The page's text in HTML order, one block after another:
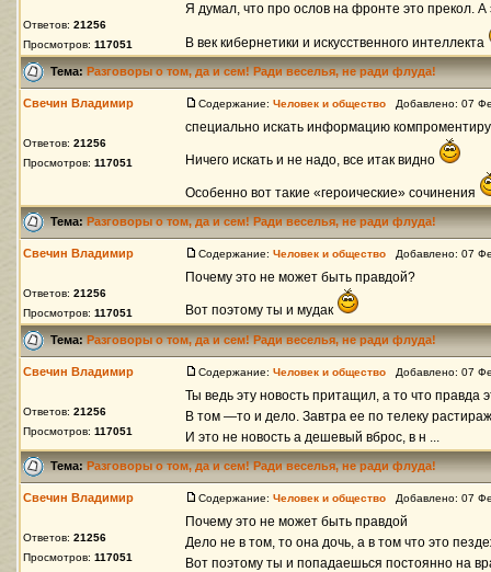
Ответов: 21256
Просмотров: 117051
Я думал, что про ослов на фронте это прекол.
В век кибернетики и искусственного интеллекта
Тема:Разговоры о том, да и сем! Ради веселья, не ради флуда!
Свечин Владимир
Ответов: 21256
Просмотров: 117051
Содержание: Человек и общество Добавлено: 07
специально искать информацию
Ничего искать и не надо, все итак видно
Особенно вот такие «героические» сочинения
Тема:Разговоры о том, да и сем! Ради веселья, не ради флуда!
Свечин Владимир
Ответов: 21256
Просмотров: 117051
Содержание: Человек и общество Добавлено: 07
Почему это не может быть правдой?
Вот поэтому ты и мудак
Тема:Разговоры о том, да и сем! Ради веселья, не ради флуда!
Свечин Владимир
Ответов: 21256
Просмотров: 117051
Содержание: Человек и общество Добавлено: 07
Ты ведь эту новость притащил, а то что правда
В том —то и дело. Завтра ее по телеку
И это не новость а дешевый вброс, в н ...
Тема:Разговоры о том, да и сем! Ради веселья, не ради флуда!
Свечин Владимир
Ответов: 21256
Просмотров: 117051
Содержание: Человек и общество Добавлено: 07
Почему это не может быть правдой
Дело не в том, то она дочь, а в том что это
Вот поэтому ты и попадаешься постоянно на